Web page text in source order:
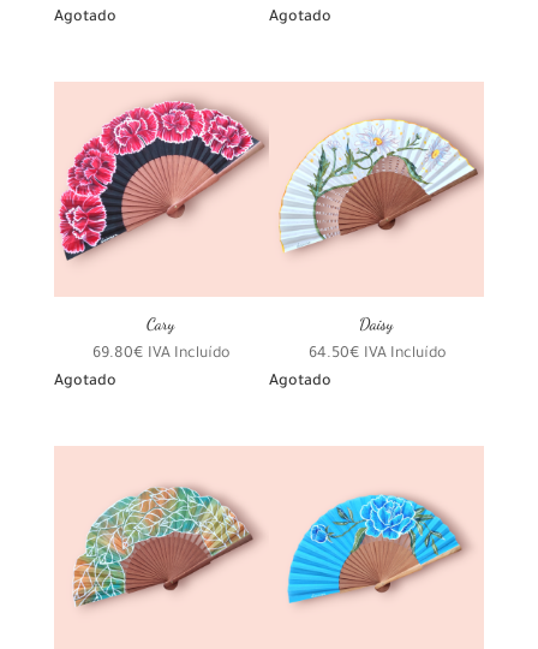
Agotado
Agotado
Cary
69.80€ IVA Incluído
Agotado
Daisy
64.50€ IVA Incluído
Agotado